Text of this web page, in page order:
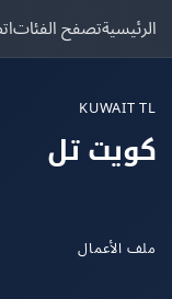
تصفح الفئاتاتصل
تل